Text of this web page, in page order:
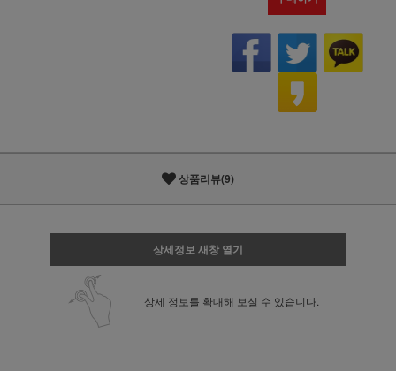
상품리뷰(9)
상세정보 새창 열기
상세 정보를 확대해 보실 수 있습니다.